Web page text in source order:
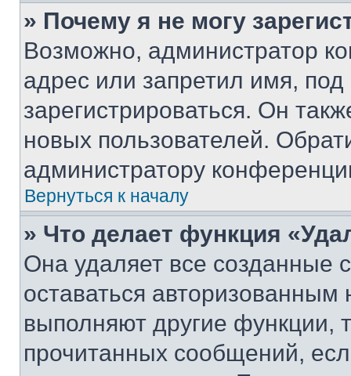
» Почему я не могу
Возможно, администратор
адрес или запретил имя,
зарегистрироваться. Он
новых пользователей.
администратору
Вернуться к началу
» Что делает функция
Она удаляет все созданные
оставаться
выполняют другие функции,
прочитанных сообщений,